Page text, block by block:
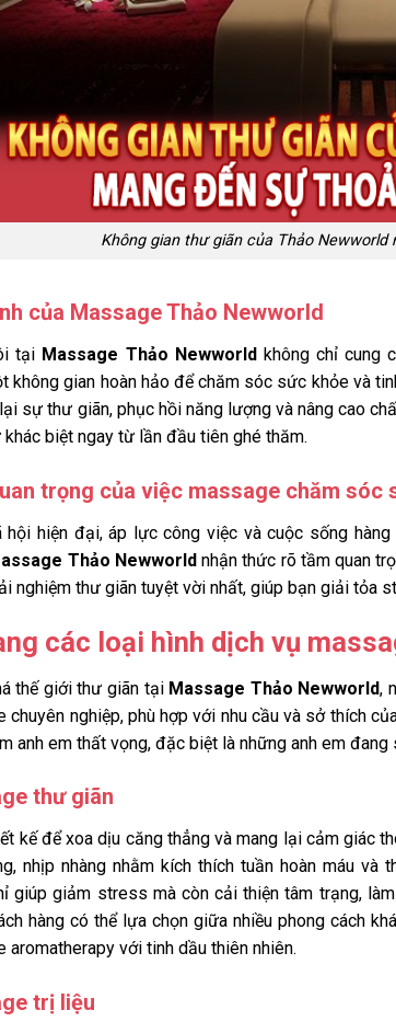
Không gian thư giãn của Thảo
của Massage Thảo Newworld
tại Massage Thảo Newworld không chỉ cung
không gian hoàn hảo để chăm sóc sức khỏe và
lại sự thư giãn, phục hồi năng lượng và nâng cao
biệt ngay từ lần đầu tiên ghé thăm.
trọng của việc massage chăm sóc
hội hiện đại, áp lực công việc và cuộc sống
Thảo Newworldnhận thức rõ tầm quan
nghiệm thư giãn tuyệt vời nhất, giúp bạn giải tỏa
các loại hình dịch vụ
thế giới thư giãn tại Massage Thảo Newworld,
chuyên nghiệp, phù hợp với nhu cầu và sở thích
anh em thất vọng, đặc biệt là những anh em đang
thư giãn
kế để xoa dịu căng thẳng và mang lại cảm giác
nhịp nhàng nhằm kích thích tuần hoàn máu
giúp giảm stress mà còn cải thiện tâm trạng,
hàng có thể lựa chọn giữa nhiều phong cách
aromatherapy với tinh dầu thiên nhiên.
trị liệu